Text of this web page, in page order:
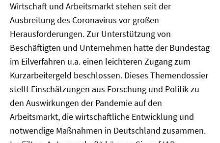
Wirtschaft und Arbeitsmarkt stehen seit der
Ausbreitung des Coronavirus vor großen
Herausforderungen. Zur Unterstützung von
Beschäftigten und Unternehmen hatte der Bundestag
im Eilverfahren u.a. einen leichteren Zugang zum
Kurzarbeitergeld beschlossen. Dieses Themendossier
stellt Einschätzungen aus Forschung und Politik zu
den Auswirkungen der Pandemie auf den
Arbeitsmarkt, die wirtschaftliche Entwicklung und
notwendige Maßnahmen in Deutschland zusammen.